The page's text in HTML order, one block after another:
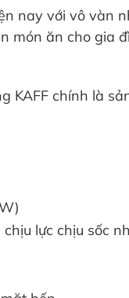
nay với vô vàn
món ăn cho gia
chính là
lực chịu sốc